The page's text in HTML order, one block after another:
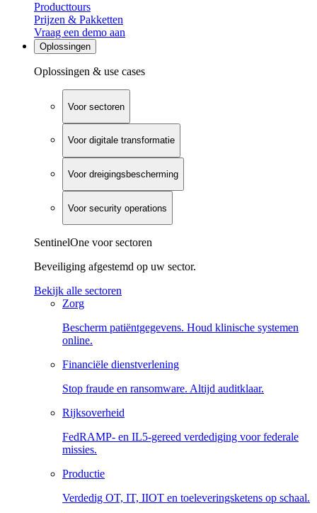
Producttours
Prijzen & Pakketten
Vraag een demo aan
Oplossingen
Oplossingen & use cases
Voor sectoren
Voor digitale transformatie
Voor dreigingsbescherming
Voor security operations
SentinelOne voor sectoren
Beveiliging afgestemd op uw sector.
Bekijk alle sectoren
Zorg
Bescherm patiëntgegevens. Houd klinische systemen
online.
Financiële dienstverlening
Stop fraude en ransomware. Altijd auditklaar.
Rijksoverheid
FedRAMP- en IL5-gereed verdediging voor federale
missies.
Productie
Verdedig OT, IT, IIOT en toeleveringsketens op schaal.